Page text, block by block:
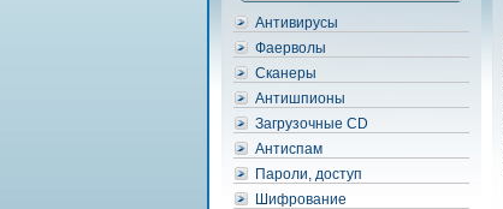
Антивирусы
Фаерволы
Сканеры
Антишпионы
Загрузочные CD
Антиспам
Пароли, доступ
Шифрование